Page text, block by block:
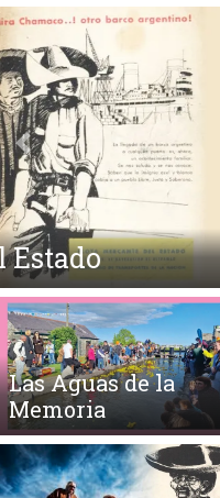
Medicina y
Anterior
Las Aguas de la
Memoria